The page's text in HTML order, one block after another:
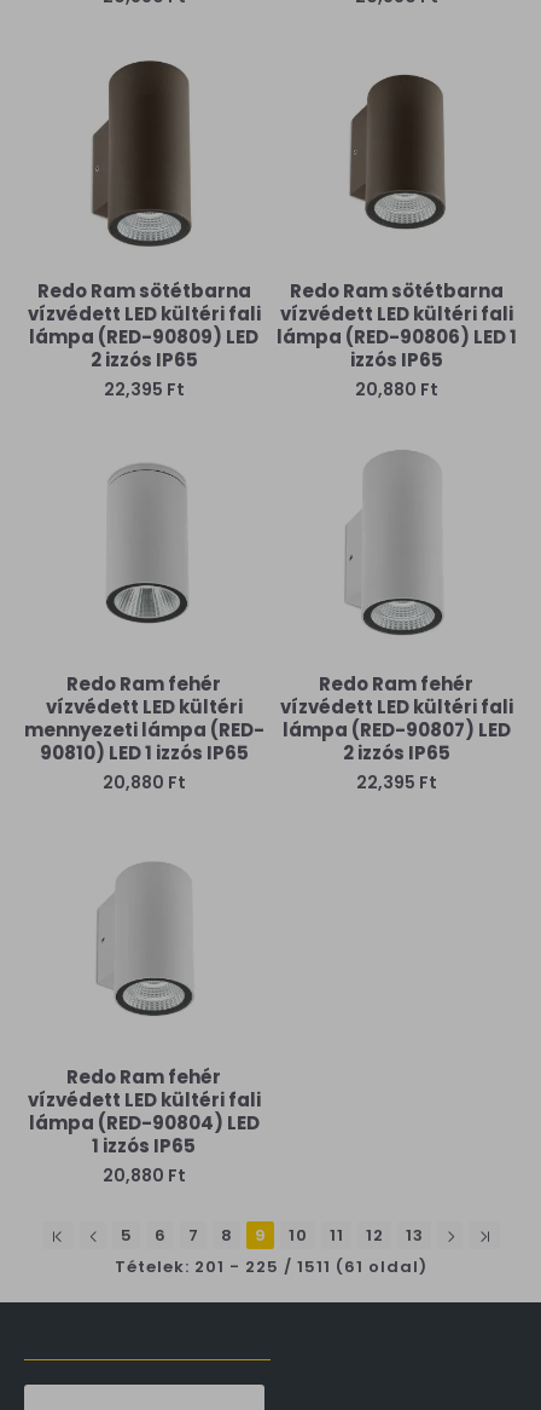
Redo Ram sötétbarna
vízvédett LED kültéri fali
lámpa (RED-90809) LED
2 izzós IP65
22,395 Ft
Redo Ram sötétbarna
vízvédett LED kültéri fali
lámpa (RED-90806) LED 1
izzós IP65
20,880 Ft
Redo Ram fehér
vízvédett LED kültéri
mennyezeti lámpa (RED-
90810) LED 1 izzós IP65
20,880 Ft
Redo Ram fehér
vízvédett LED kültéri fali
lámpa (RED-90807) LED
2 izzós IP65
22,395 Ft
Redo Ram fehér
vízvédett LED kültéri fali
lámpa (RED-90804) LED
1 izzós IP65
20,880 Ft
5 6 7 8 9 10 11 12
13
Tételek: 201 - 225 / 1511 (61 oldal)